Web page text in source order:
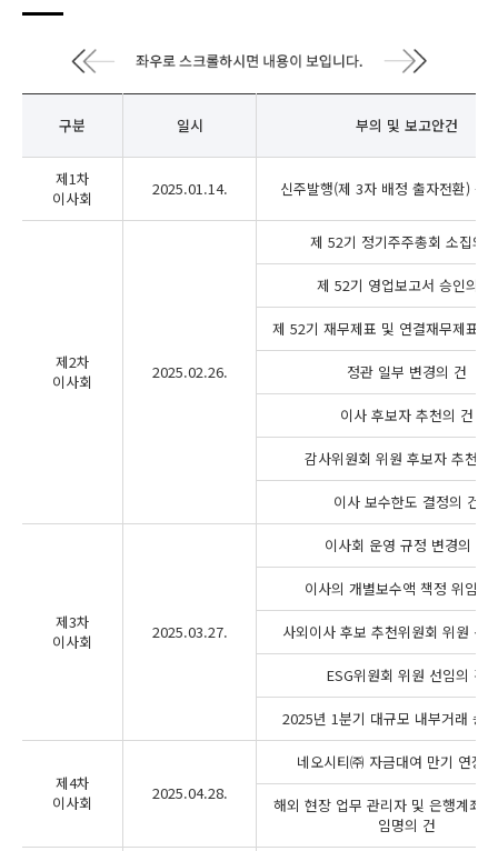
구분 일시 부의 및 보고안건
제1차
이사회
2025.01.14. 신주발행(제 3자 배정 출자전환) 승
제2차
이사회
2025.02.26.
제 52기 정기주주총회 소집의
제 52기 영업보고서 승인의 건
제 52기 재무제표 및 연결재무제표
정관 일부 변경의 건
이사 후보자 추천의 건
감사위원회 위원 후보자 추천의
이사 보수한도 결정의 건
제3차
이사회
2025.03.27.
이사회 운영 규정 변경의 건
이사의 개별보수액 책정 위임의
사외이사 후보 추천위원회 위원 선
ESG위원회 위원 선임의 건
2025년 1분기 대규모 내부거래 승
제4차
이사회
2025.04.28.
네오시티㈜ 자금대여 만기 연장
해외 현장 업무 관리자 및 은행계좌
임명의 건